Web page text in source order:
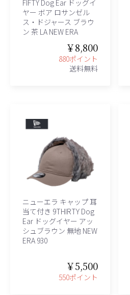
FIFTY Dog Ear ドッグイ
ヤー ボア ロサンゼル
ス・ドジャース ブラウ
ン 茶 LA NEW ERA
￥8,800
880ポイント
送料無料
ニューエラ キャップ 耳
当て付き 9THIRTY Dog
Ear ドッグイヤー アッ
シュブラウン 無地 NEW
ERA 930
￥5,500
550ポイント